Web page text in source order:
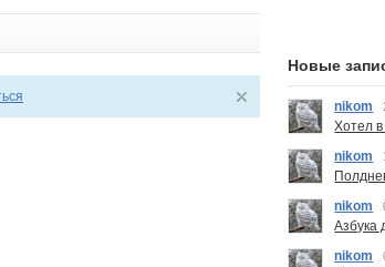
Новые
nikom
Хотел
nikom
nikom
Азбука
nikom